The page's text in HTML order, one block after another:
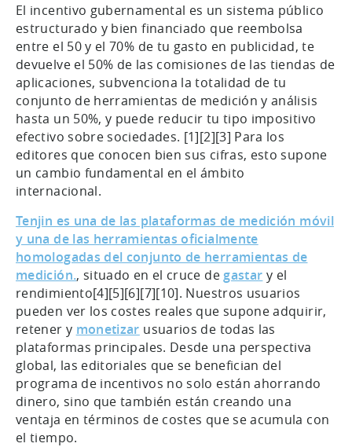
El incentivo gubernamental es un sistema público
estructurado y bien financiado que reembolsa
entre el 50 y el 70% de tu gasto en publicidad, te
devuelve el 50% de las comisiones de las tiendas de
aplicaciones, subvenciona la totalidad de tu
conjunto de herramientas de medición y análisis
hasta un 50%, y puede reducir tu tipo impositivo
efectivo sobre sociedades. [1][2][3] Para los
editores que conocen bien sus cifras, esto supone
un cambio fundamental en el ámbito
internacional.
Tenjin es una de las plataformas de medición móvil
y una de las herramientas oficialmente
homologadas del conjunto de herramientas de
medición., situado en el cruce de gastar y el
rendimiento[4][5][6][7][10]. Nuestros usuarios
pueden ver los costes reales que supone adquirir,
retener y monetizar usuarios de todas las
plataformas principales. Desde una perspectiva
global, las editoriales que se benefician del
programa de incentivos no solo están ahorrando
dinero, sino que también están creando una
ventaja en términos de costes que se acumula con
el tiempo.